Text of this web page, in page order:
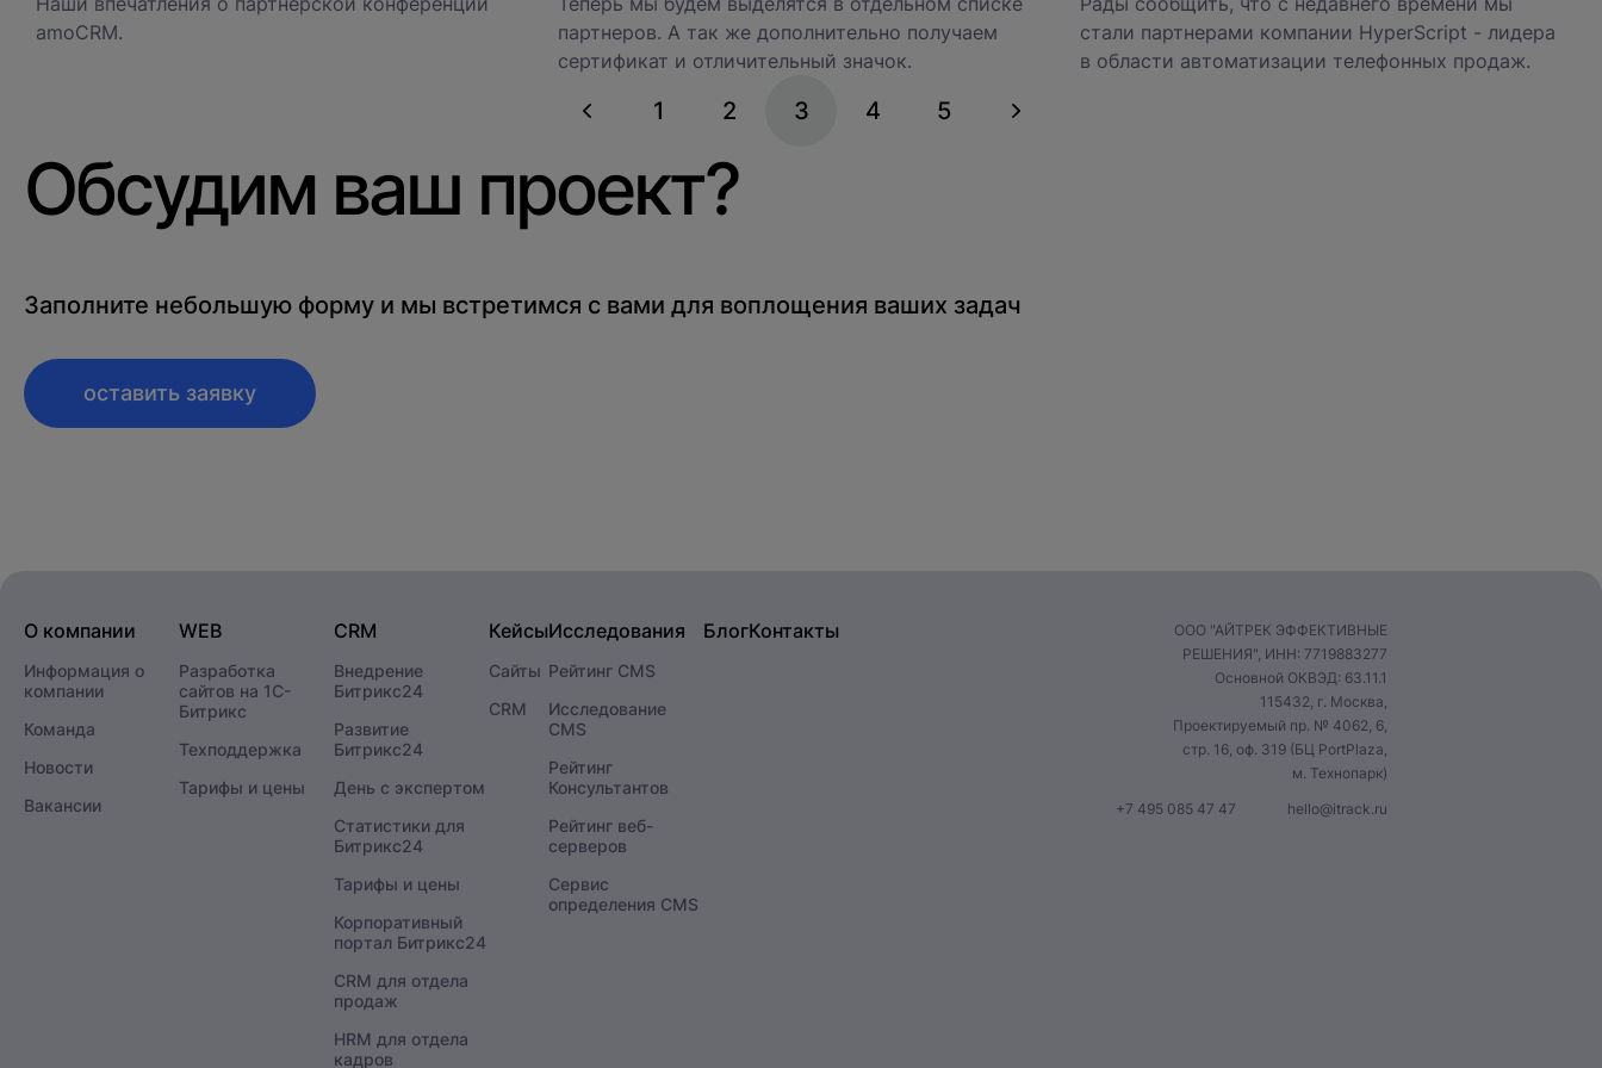
amoCRM.
партнеров. А так же дополнительно получаем
сертификат и отличительный значок.
стали партнерами компании HyperScript - лидера
в области автоматизации телефонных продаж.
1 2 3 4 5
Обсудим ваш проект?
Заполните небольшую форму и мы встретимся с вами для воплощения ваших задач
оставить заявку
О компании
Информация о
компании
Команда
Новости
Вакансии
WEB
Разработка
сайтов на 1С-
Битрикс
Техподдержка
Тарифы и цены
CRM
Внедрение
Битрикс24
Развитие
Битрикс24
День с экспертом
Статистики для
Битрикс24
Тарифы и цены
Корпоративный
портал Битрикс24
CRM для отдела
продаж
HRM для отдела
кадров
Кейсы
Сайты
CRM
Исследования
Рейтинг CMS
Исследование
CMS
Рейтинг
Консультантов
Рейтинг веб-
серверов
Сервис
определения CMS
БлогКонтакты
ООО "АЙТРЕК ЭФФЕКТИВНЫЕ
РЕШЕНИЯ", ИНН: 7719883277
Основной ОКВЭД: 63.11.1
115432, г. Москва,
Проектируемый пр. № 4062, 6,
стр. 16, оф. 319 (БЦ PortPlaza,
м. Технопарк)
+7 495 085 47 47
hello@itrack.ru